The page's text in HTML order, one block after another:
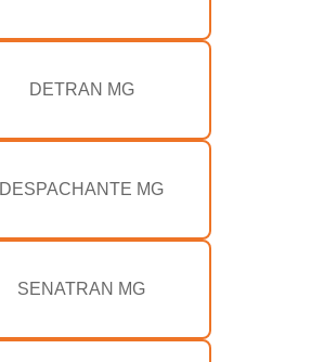
DETRAN MG
DESPACHANTE MG
SENATRAN MG